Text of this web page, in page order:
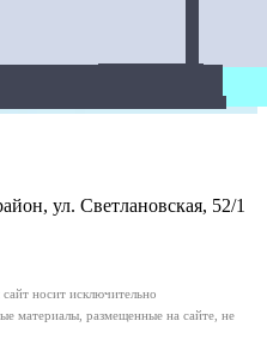
ул. Светлановская, 52/1
носит исключительно
материалы, размещенные на сайте, не